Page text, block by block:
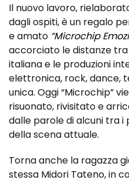
Il nuovo lavoro,
dagli ospiti, è un regalo
e amato “Microchip
accorciato le distanze
italiana e le produzioni
elettronica, rock, dance,
unica. Oggi “Microchip”
risuonato, rivisitato e
dalle parole di alcuni tra i
della scena attuale.
Torna anche la ragazza
stessa Midori Tateno, in